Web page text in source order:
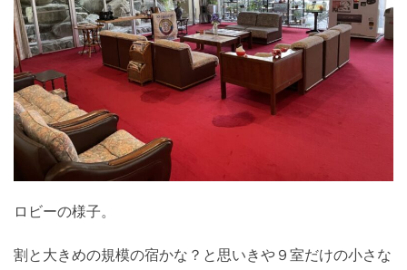
ロビーの様子。
割と大きめの規模の宿かな？と思いきや９室だけの小さな